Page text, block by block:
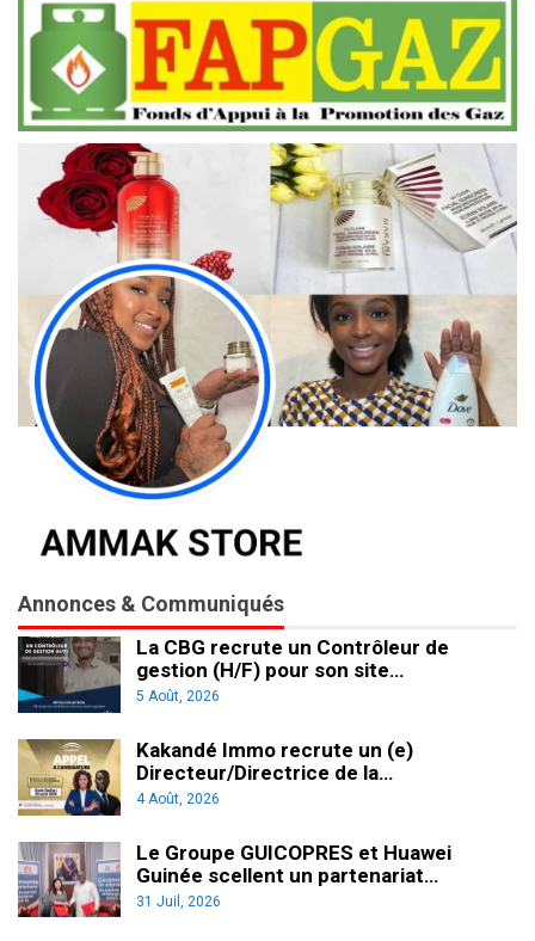
Annonces & Communiqués
La CBG recrute un Contrôleur de
gestion (H/F) pour son site…
5 Août, 2026
Kakandé Immo recrute un (e)
Directeur/Directrice de la…
4 Août, 2026
Le Groupe GUICOPRES et Huawei
Guinée scellent un partenariat…
31 Juil, 2026